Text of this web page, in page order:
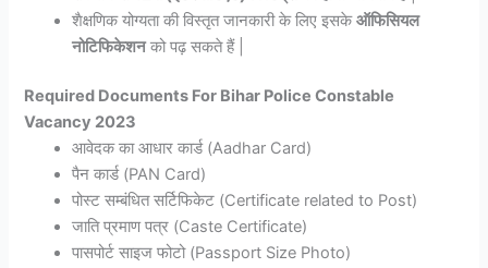
शैक्षणिक योग्यता की विस्तृत जानकारी के लिए इसकेऑफिसियल
नोटिफिकेशनको पढ़ सकते हैं |
Required Documents For Bihar Police Constable
Vacancy 2023
आवेदक का आधार कार्ड (Aadhar Card)
पैन कार्ड (PAN Card)
पोस्ट सम्बंधित सर्टिफिकेट (Certificate related to Post)
जाति प्रमाण पत्र (Caste Certificate)
पासपोर्ट साइज फोटो (Passport Size Photo)